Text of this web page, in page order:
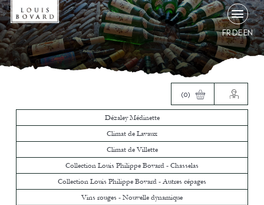
FRDEEN
(0)
Dézaley Médinette
Climat de Lavaux
Climat de Villette
Collection Louis Philippe Bovard - Chasselas
Collection Louis Philippe Bovard - Autres cépages
Vins rouges - Nouvelle dynamique